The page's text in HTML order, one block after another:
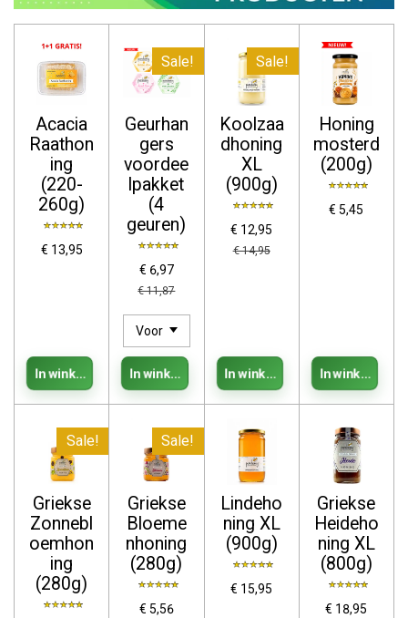
Acacia
Raathon
ing
(220-
260g)
€ 13,95
In winkelwagen
Sale!
Geurhan
gers
voordee
lpakket
(4
geuren)
€ 6,97
€ 11,87
In winkelwagen
Sale!
Koolzaa
dhoning
XL
(900g)
€ 12,95
€ 14,95
In winkelwagen
Honing
mosterd
(200g)
€ 5,45
In
Sale!
Griekse
Zonnebl
oemhon
ing
(280g)
Sale!
Griekse
Bloeme
nhoning
(280g)
€ 5,56
Lindeho
ning XL
(900g)
€ 15,95
Griekse
Heideho
ning XL
(800g)
€ 18,95